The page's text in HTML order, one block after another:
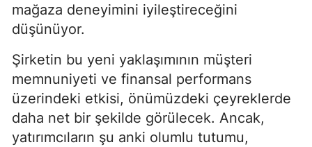
mağaza deneyimini iyileştireceğini
düşünüyor.
Şirketin bu yeni yaklaşımının müşteri
memnuniyeti ve finansal performans
üzerindeki etkisi, önümüzdeki çeyreklerde
daha net bir şekilde görülecek. Ancak,
yatırımcıların şu anki olumlu tutumu,